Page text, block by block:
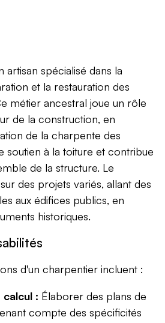
artisan spécialisé dans la
et la restauration des
métier ancestral joue un rôle
de la construction, en
de la charpente des
soutien à la toiture et contribue
de la structure. Le
des projets variés, allant des
aux édifices publics, en
historiques.
d'un charpentier incluent :
: Élaborer des plans de
compte des spécificités